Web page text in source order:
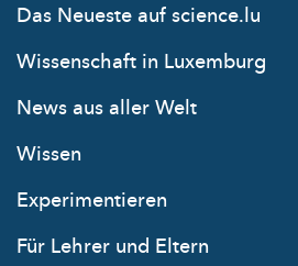
Das Neueste auf science.lu
Wissenschaft in Luxemburg
News aus aller Welt
Wissen
Experimentieren
Für Lehrer und Eltern